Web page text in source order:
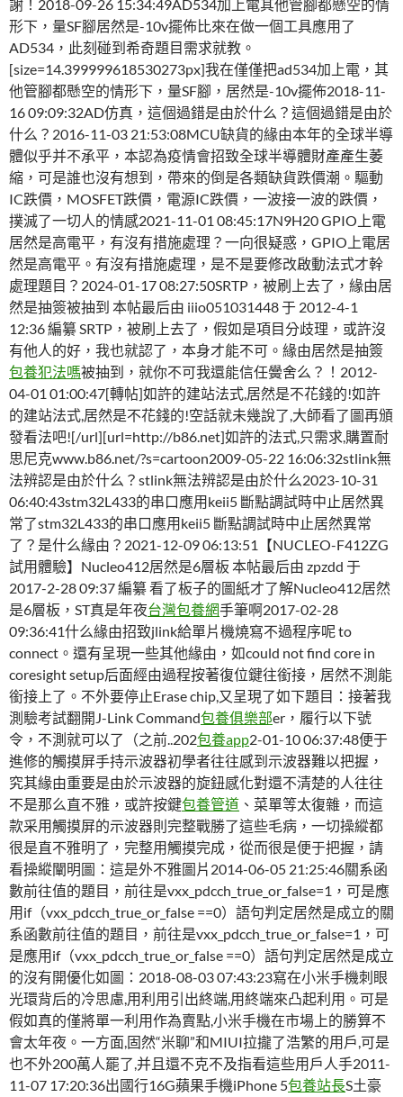
謝！2018-09-26 15:34:49AD534加上電其他管腳都懸空的情
形下，量SF腳居然是-10v擺佈比來在做一個工具應用了
AD534，此刻碰到希奇題目需求就教。
[size=14.399999618530273px]我在僅僅把ad534加上電，其
他管腳都懸空的情形下，量SF腳，居然是-10v擺佈2018-11-
16 09:09:32AD仿真，這個過錯是由於什么？這個過錯是由於
什么？2016-11-03 21:53:08MCU缺貨的緣由本年的全球半導
體似乎并不承平，本認為疫情會招致全球半導體財產產生萎
縮，可是誰也沒有想到，帶來的倒是各類缺貨跌價潮。驅動
IC跌價，MOSFET跌價，電源IC跌價，一波接一波的跌價，
撲滅了一切人的情感2021-11-01 08:45:17N9H20 GPIO上電
居然是高電平，有沒有措施處理？一向很疑惑，GPIO上電居
然是高電平。有沒有措施處理，是不是要修改啟動法式才幹
處理題目？2024-01-17 08:27:50SRTP，被刷上去了，緣由居
然是抽簽被抽到 本帖最后由 iiio051031448 于 2012-4-1
12:36 編纂 SRTP，被刷上去了，假如是項目分歧理，或許沒
有他人的好，我也就認了，本身才能不可。緣由居然是抽簽
包養犯法嗎被抽到，就你不可我還能信任黌舍么？！2012-
04-01 01:00:47[轉帖]如許的建站法式,居然是不花錢的!如許
的建站法式,居然是不花錢的!空話就未幾說了,大師看了圖再頒
發看法吧![/url][url=http://b86.net]如許的法式,只需求,購置耐
思尼克www.b86.net/?s=cartoon2009-05-22 16:06:32stlink無
法辨認是由於什么？stlink無法辨認是由於什么2023-10-31
06:40:43stm32L433的串口應用keii5 斷點調試時中止居然異
常了stm32L433的串口應用keii5 斷點調試時中止居然異常
了？是什么緣由？2021-12-09 06:13:51【NUCLEO-F412ZG
試用體驗】Nucleo412居然是6層板 本帖最后由 zpzdd 于
2017-2-28 09:37 編纂 看了板子的圖紙才了解Nucleo412居然
是6層板，ST真是年夜台灣包養網手筆啊2017-02-28
09:36:41什么緣由招致jlink給單片機燒寫不過程序呢 to
connect。還有呈現一些其他緣由，如could not find core in
coresight setup后面經由過程按著復位鍵往銜接，居然不測能
銜接上了。不外要停止Erase chip,又呈現了如下題目：接著我
測驗考試翻開J-Link Command包養俱樂部er，履行以下號
令，不測就可以了（之前..202包養app2-01-10 06:37:48便于
進修的觸摸屏手持示波器初學者往往感到示波器難以把握，
究其緣由重要是由於示波器的旋鈕感化對還不清楚的人往往
不是那么直不雅，或許按鍵包養管道 、菜單等太復雜，而這
款采用觸摸屏的示波器則完整戰勝了這些毛病，一切操縱都
很是直不雅明了，完整用觸摸完成，從而很是便于把握，請
看操縱闡明圖：這是外不雅圖片2014-06-05 21:25:46關系函
數前往值的題目，前往是vxx_pdcch_true_or_false=1，可是應
用if（vxx_pdcch_true_or_false ==0）語句判定居然是成立的關
系函數前往值的題目，前往是vxx_pdcch_true_or_false=1，可
是應用if（vxx_pdcch_true_or_false ==0）語句判定居然是成立
的沒有開優化如圖：2018-08-03 07:43:23寫在小米手機刺眼
光環背后的冷思慮,用利用引出終端,用終端來凸起利用。可是
假如真的僅將單一利用作為賣點,小米手機在市場上的勝算不
會太年夜。一方面,固然“米聊”和MIUI拉攏了浩繁的用戶,可是
也不外200萬人罷了,并且還不克不及指看這些用戶人手2011-
11-07 17:20:36出國行16G蘋果手機iPhone 5包養站長S土豪